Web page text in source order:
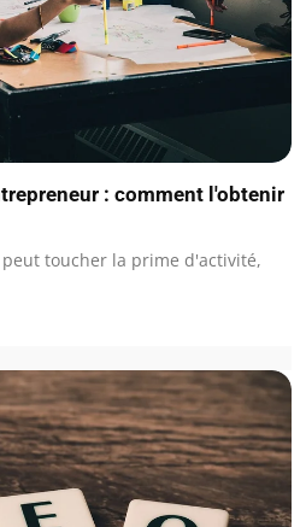
: comment l'obtenir
toucher la prime d'activité,